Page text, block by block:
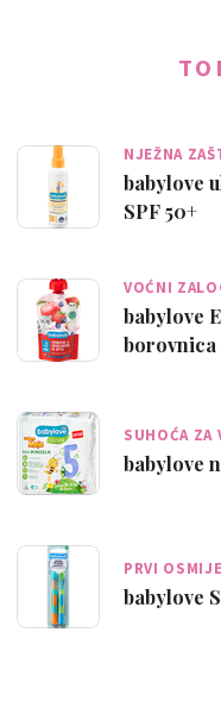
NJEŽNA
babylove
SPF 50+
VOĆNI
babylove
borovnica
SUHOĆA
babylove
PRVI
babylove